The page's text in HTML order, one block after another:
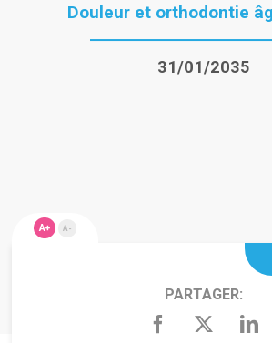
Douleur et orthodontie
31/01/2035
A+ A-
PARTAGER: